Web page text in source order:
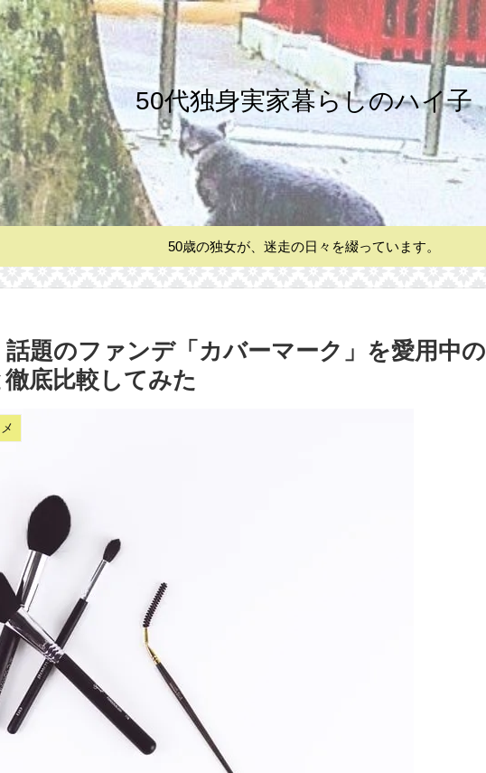
50代独身実家暮らしのハイ子
50歳の独女が、迷走の日々を綴っています。
題のファンデ「カバーマーク」を愛用中の
底比較してみた